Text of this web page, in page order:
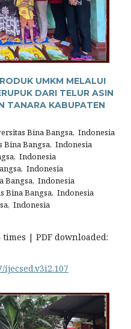
UMKM MELALUI
DARI TELUR ASIN
TANARA KABUPATEN
Bina Bangsa, Indonesia
Bina Bangsa, Indonesia
Indonesia
Indonesia
Bangsa, Indonesia
Bina Bangsa, Indonesia
Indonesia
times | PDF downloaded:
ijecsed.v3i2.107